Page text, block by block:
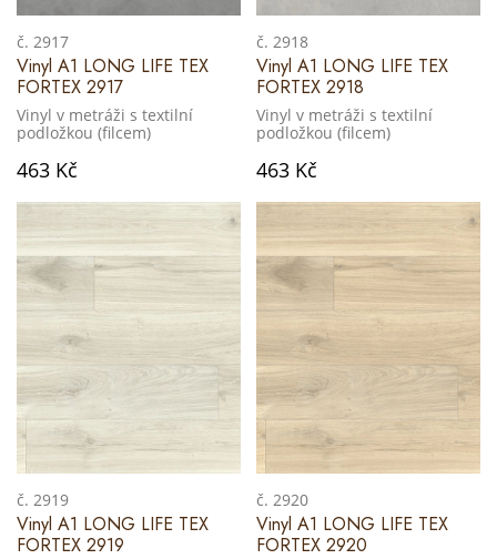
č. 2917
Vinyl A1 LONG LIFE TEX
FORTEX 2917
Vinyl v metráži s textilní
podložkou (filcem)
463 Kč
č. 2918
Vinyl A1 LONG LIFE TEX
FORTEX 2918
Vinyl v metráži s textilní
podložkou (filcem)
463 Kč
č. 2919
Vinyl A1 LONG LIFE TEX
FORTEX 2919
č. 2920
Vinyl A1 LONG LIFE TEX
FORTEX 2920